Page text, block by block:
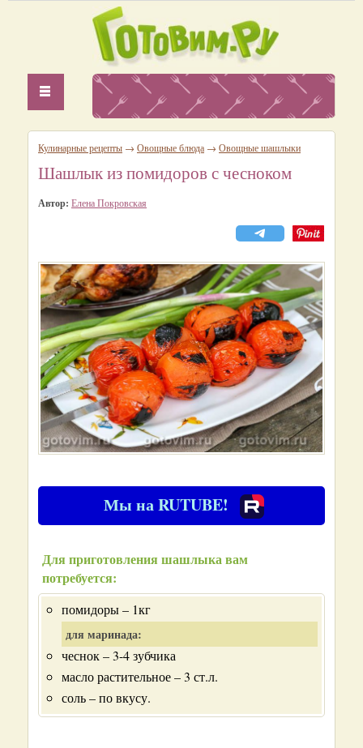
Кулинарные рецепты → Овощные блюда → Овощные шашлыки
Шашлык из помидоров с чесноком
Автор: Елена Покровская
Мы на RUTUBE!
Для приготовления шашлыка вам
потребуется:
помидоры – 1кг
для маринада:
чеснок – 3-4 зубчика
масло растительное – 3 ст.л.
соль – по вкусу.